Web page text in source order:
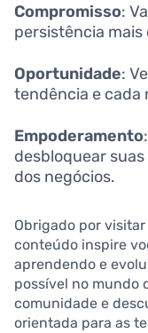
Compromisso:
persistência
Oportunidade:
tendência e cada
Empoderamento
desbloquear
dos negócios.
Obrigado por
conteúdo inspire
aprendendo e
possível no mundo
comunidade e
orientada para as